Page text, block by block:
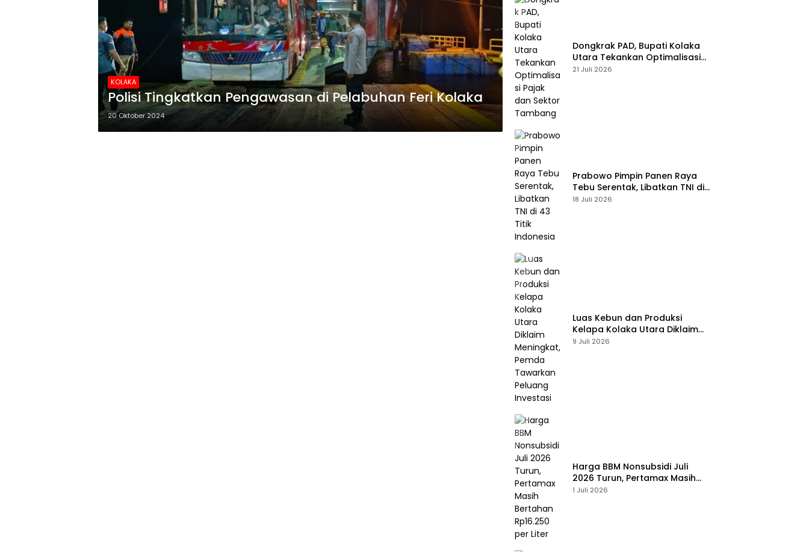
KOLAKA
Polisi Tingkatkan Pengawasan di Pelabuhan Feri Kolaka
20 Oktober 2024
Dongkrak PAD, Bupati Kolaka
Utara Tekankan Optimalisasi
Pajak dan Sektor Tambang
21 Juli 2026
Prabowo Pimpin Panen Raya
Tebu Serentak, Libatkan TNI di
43 Titik Indonesia
18 Juli 2026
Luas Kebun dan Produksi
Kelapa Kolaka Utara Diklaim
Meningkat, Pemda Tawarkan
9 Juli 2026
Harga BBM Nonsubsidi Juli
2026 Turun, Pertamax Masih
Bertahan Rp16.250 per Liter
1 Juli 2026